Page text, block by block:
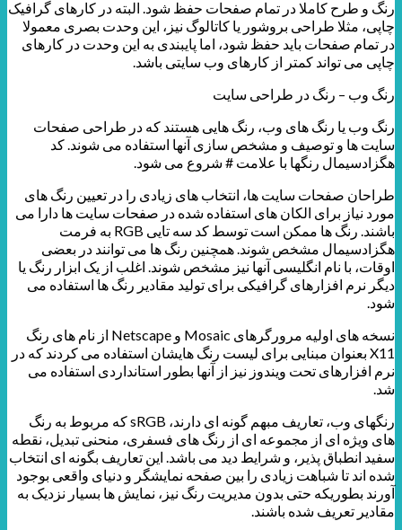
رنگ و طرح کاملا در تمام صفحات حفظ شود. البته در کارهای گرافیک
چاپی، مثلا طراحی بروشور یا کاتالوگ نیز، این وحدت بصری معمولا
در تمام صفحات باید حفظ شود، اما پایبندی به این وحدت در کارهای
چاپی می تواند کمتر از کارهای وب سایتی باشد.
رنگ وب – رنگ در طراحی سایت
رنگ وب یا رنگ های وب، رنگ هایی هستند که در طراحی صفحات
سایت ها و توصیف و مشخص سازی آنها استفاده می شوند. کد
هگزادسیمال رنگها با علامت # شروع می شود.
طراحان صفحات سایت ها، انتخاب های زیادی را در تعیین رنگ های
مورد نیاز برای الکان های استفاده شده در صفحات سایت ها دارا می
باشند. رنگ ها ممکن است توسط کد سه تایی RGB به فرمت
هگزادسیمال مشخص شوند. همچنین رنگ ها می توانند در بعضی
اوقات، با نام انگلیسی آنها نیز مشخص شوند. اغلب از یک ابزار رنگ یا
دیگر نرم افزارهای گرافیکی برای تولید مقادیر رنگ ها استفاده می
شود.
نسخه های اولیه مرورگرهای Mosaic و Netscape از نام های رنگ
X11 بعنوان مبنایی برای لیست رنگ هایشان استفاده می کردند که در
نرم افزارهای تحت ویندوز نیز از آنها بطور استانداردی استفاده می
شد.
رنگهای وب، تعاریف مبهم گونه ای دارند، sRGB که مربوط به رنگ
های ویژه ای از مجموعه ای از رنگ های فسفری، منحنی تبدیل، نقطه
سفید انطباق پذیر، و شرایط دید می باشد. این تعاریف بگونه ای انتخاب
شده اند تا شباهت زیادی را بین صفحه نمایشگر و دنیای واقعی بوجود
آورند بطوریکه حتی بدون مدیریت رنگ نیز، نمایش ها بسیار نزدیک به
مقادیر تعریف شده باشند.